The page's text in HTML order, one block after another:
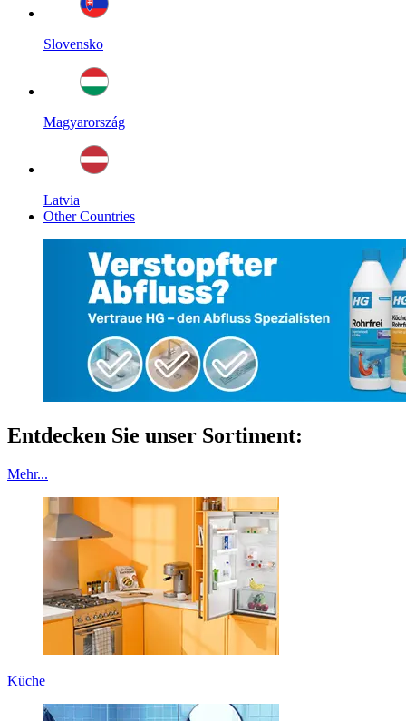
Slovensko
Magyarország
Latvia
Other Countries
Entdecken Sie unser Sortiment:
Mehr...
Küche